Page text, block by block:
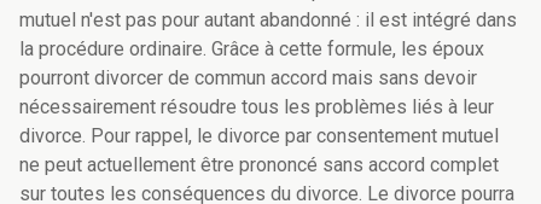
mutuel n'est pas pour autant abandonné : il est intégré dans
la procédure ordinaire. Grâce à cette formule, les époux
pourront divorcer de commun accord mais sans devoir
nécessairement résoudre tous les problèmes liés à leur
divorce. Pour rappel, le divorce par consentement mutuel
ne peut actuellement être prononcé sans accord complet
sur toutes les conséquences du divorce. Le divorce pourra